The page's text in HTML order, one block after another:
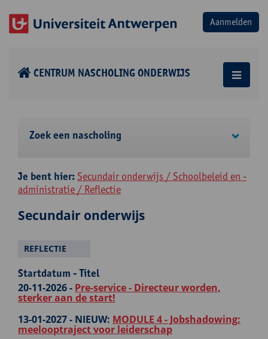
CENTRUM NASCHOLING ONDERWIJS
Zoek een nascholing
Je bent hier: Secundair onderwijs / Schoolbeleid en -
administratie / Reflectie
Secundair onderwijs
REFLECTIE
Startdatum - Titel
20-11-2026 - Pre-service - Directeur worden,
sterker aan de start!
13-01-2027 - NIEUW: MODULE 4 - Jobshadowing:
meelooptraject voor leiderschap